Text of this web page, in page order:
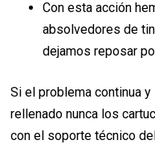
Con esta acción
absolvedores de
dejamos reposar
Si el problema continua
rellenado nunca los
con el soporte técnico